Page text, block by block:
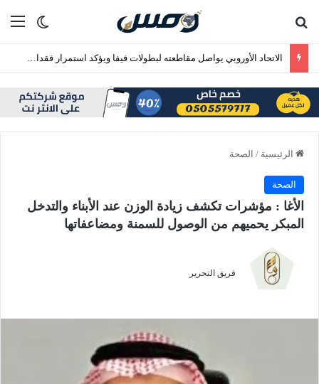
الوضع
الرئيسية / الصحة
الصحة
الأغا : مؤشرات تكشف زيادة الوزن عند الأبناء والتدخل
المبكر يحميهم من الوصول للسمنة ومضاعفاتها
فريق التحرير